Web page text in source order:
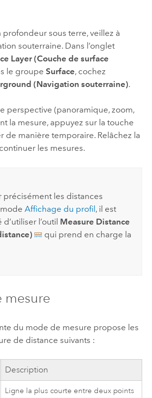
profondeur sous terre, veillez à
souterraine. Dans l’onglet
Layer (Couche de surface
le groupe Surface, cochez
(Navigation souterraine).
perspective (panoramique, zoom,
la mesure, appuyez sur la touche
de manière temporaire. Relâchez la
les mesures.
précisément les distances
modeAffichage du profil , il est
l’outil Measure Distance
qui prend en charge la
mesure
du mode de mesure propose les
de distance suivants :
Description
Ligne la plus courte entre deux points